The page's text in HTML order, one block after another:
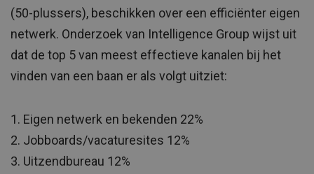
(50-plussers), beschikken over een efficiënter eigen
netwerk. Onderzoek van Intelligence Group wijst uit
dat de top 5 van meest effectieve kanalen bij het
vinden van een baan er als volgt uitziet:
1. Eigen netwerk en bekenden 22%
2. Jobboards/vacaturesites 12%
3. Uitzendbureau 12%